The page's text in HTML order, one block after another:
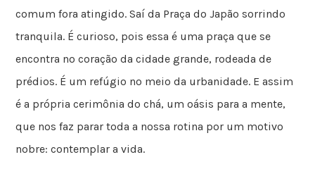
comum fora atingido. Saí da Praça do Japão sorrindo
tranquila. É curioso, pois essa é uma praça que se
encontra no coração da cidade grande, rodeada de
prédios. É um refúgio no meio da urbanidade. E assim
é a própria cerimônia do chá, um oásis para a mente,
que nos faz parar toda a nossa rotina por um motivo
nobre: contemplar a vida.